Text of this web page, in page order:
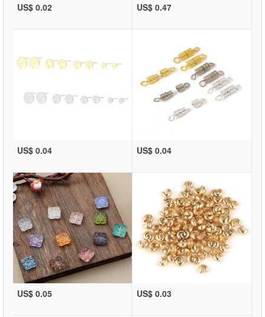
US$ 0.02 US$ 0.47
US$ 0.04 US$ 0.04
US$ 0.05 US$ 0.03